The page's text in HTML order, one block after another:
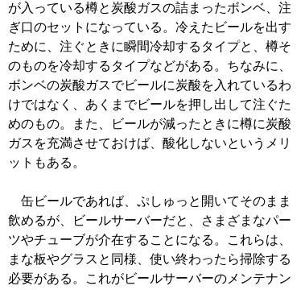
が入っている樽と炭酸ガスの詰まったボンベ、注
ぎ口のセットになっている。冷えたビールを出す
ために、注ぐときに瞬間冷却するタイプと、樽そ
のものを冷却するタイプなどがある。ちなみに、
ボンベの炭酸ガスでビールに炭酸を入れているわ
けではなく、あくまでビールを押し出して注ぐた
めのもの。また、ビールが減ったときに樽に炭酸
ガスを充満させておけば、酸化しないというメリ
ットもある。
缶ビールであれば、ぷしゅっと開いてそのまま
飲めるが、ビールサーバーだと、さまざまなパー
ツやチューブが介在することになる。これらは、
まな板やグラスと同様、使い終わったら掃除する
必要がある。これがビールサーバーのメンテナン